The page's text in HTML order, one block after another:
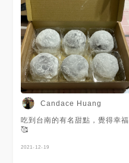
Candace Huang
吃到台南的有名甜點，覺得幸福
🥰
2021-12-19